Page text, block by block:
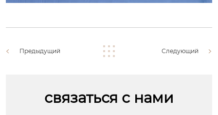
Предыдущий Следующий
связаться с нами